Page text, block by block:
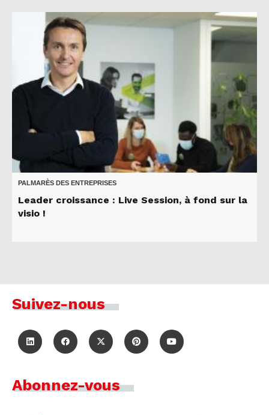
PALMARÈS DES ENTREPRISES
Leader croissance : Live Session, à fond sur la
visio !
Suivez-nous
Abonnez-vous